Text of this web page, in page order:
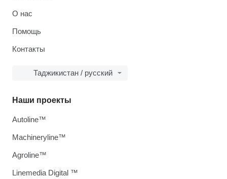
О нас
Помощь
Контакты
Таджикистан / русский
Наши проекты
Autoline™
Machineryline™
Agroline™
Linemedia Digital ™